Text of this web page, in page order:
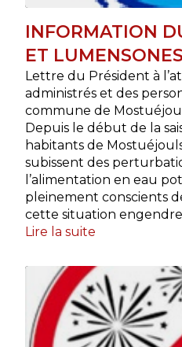
INFORMATION
ET
Lettre du Président à
administrés et des
commune de
Depuis le début de la
habitants de
subissent des
l’alimentation en eau
pleinement conscients
cette situation
Lire la suite